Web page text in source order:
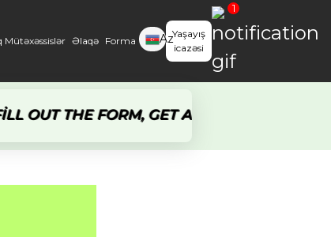
Mütəxəssislər Əlaqə Forma Az
ru
ur
Yaşayış
icazəsi
1
THE FORM, GET A RESPONSE WITHIN 5